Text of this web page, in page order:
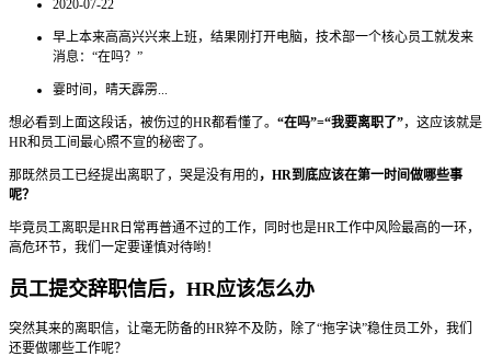
2020-07-22
早上本来高高兴兴来上班，结果刚打开电脑，技术部一个核心员工就发来
消息：“在吗？”
霎时间，晴天霹雳...
想必看到上面这段话，被伤过的HR都看懂了。 “在吗”=“我要离职了”，这应该就是
HR和员工间最心照不宣的秘密了。
那既然员工已经提出离职了，哭是没有用的，HR到底应该在第一时间做哪些事
呢？
毕竟员工离职是HR日常再普通不过的工作，同时也是HR工作中风险最高的一环，
高危环节，我们一定要谨慎对待哟！
员工提交辞职信后，HR应该怎么办
突然其来的离职信，让毫无防备的HR猝不及防，除了“拖字诀”稳住员工外，我们
还要做哪些工作呢？